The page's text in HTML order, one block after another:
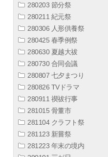
280203 節分祭
280211 紀元祭
280306 人形供養祭
280425 春季例祭
280630 夏越大祓
280730 合同会議
280807 七夕まつり
280826 TVドラマ
280911 禊祓行事
281015 骨董市
281104 クラフト祭
281123 新嘗祭
281223 年末の境内